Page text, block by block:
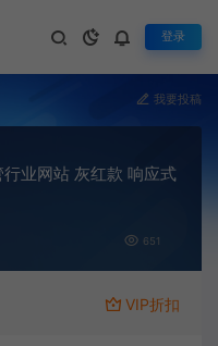
登录
我要投稿
行业网站 灰红款 响应式
651
VIP折扣